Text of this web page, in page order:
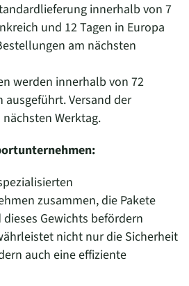
innerhalb von 7
und 12 Tagen in Europa
am nächsten
werden innerhalb von 72
ausgeführt.Versand der
Werktag.
zusammen, die Pakete
Gewichts befördern
nicht nur die Sicherheit
auch eine effiziente